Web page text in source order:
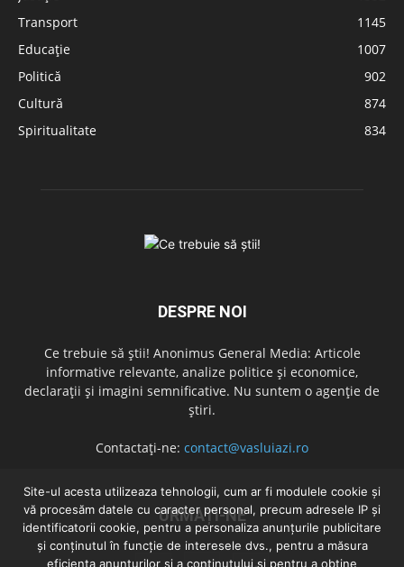
Transport
1145
Educație
1007
Politică
902
Cultură
874
Spiritualitate
834
DESPRE NOI
Ce trebuie să știi! Anonimus General Media: Articole
informative relevante, analize politice și economice,
declarații și imagini semnificative. Nu suntem o agenție de
știri.
Contactați-ne: contact@vasluiazi.ro
URMAȚI-NE
Site-ul acesta utilizeaza tehnologii, cum ar fi modulele cookie și
vă procesăm datele cu caracter personal, precum adresele IP și
identificatorii cookie, pentru a personaliza anunțurile publicitare
și conținutul în funcție de interesele dvs., pentru a măsura
eficiența anunțurilor și a conținutului și pentru a obține